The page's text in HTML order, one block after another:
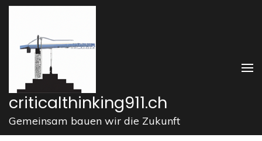
Zum
springen
drücken)
criticalthinking911.ch
Gemeinsam bauen wir die Zukunft